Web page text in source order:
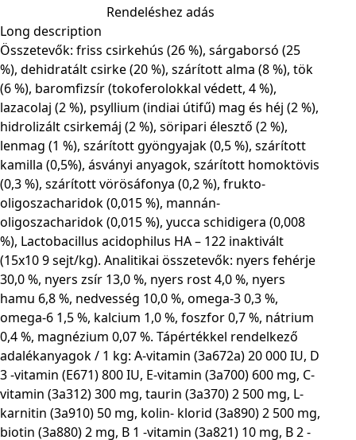
Rendeléshez adás
Long description
Összetevők: friss csirkehús (26 %), sárgaborsó (25
%), dehidratált csirke (20 %), szárított alma (8 %), tök
(6 %), baromfizsír (tokoferolokkal védett, 4 %),
lazacolaj (2 %), psyllium (indiai útifű) mag és héj (2 %),
hidrolizált csirkemáj (2 %), söripari élesztő (2 %),
lenmag (1 %), szárított gyöngyajak (0,5 %), szárított
kamilla (0,5%), ásványi anyagok, szárított homoktövis
(0,3 %), szárított vörösáfonya (0,2 %), frukto-
oligoszacharidok (0,015 %), mannán-
oligoszacharidok (0,015 %), yucca schidigera (0,008
%), Lactobacillus acidophilus HA – 122 inaktivált
(15x10 9 sejt/kg). Analitikai összetevők: nyers fehérje
30,0 %, nyers zsír 13,0 %, nyers rost 4,0 %, nyers
hamu 6,8 %, nedvesség 10,0 %, omega-3 0,3 %,
omega-6 1,5 %, kalcium 1,0 %, foszfor 0,7 %, nátrium
0,4 %, magnézium 0,07 %. Tápértékkel rendelkező
adalékanyagok / 1 kg: A-vitamin (3a672a) 20 000 IU, D
3 -vitamin (E671) 800 IU, E-vitamin (3a700) 600 mg, C-
vitamin (3a312) 300 mg, taurin (3a370) 2 500 mg, L-
karnitin (3a910) 50 mg, kolin- klorid (3a890) 2 500 mg,
biotin (3a880) 2 mg, B 1 -vitamin (3a821) 10 mg, B 2 -